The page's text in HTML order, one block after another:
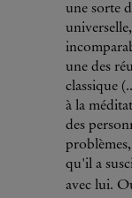
une sorte
une des
classique
à la
des
qu'il a
avec lui.